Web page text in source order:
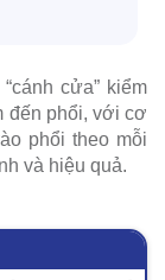
cửa” kiểm
đến phổi, với cơ
phổi theo mỗi
và hiệu quả.